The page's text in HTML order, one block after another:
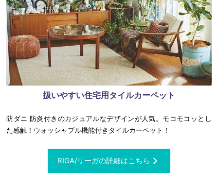
扱いやすい住宅用タイルカーペット
防ダニ 防炎付きのカジュアルなデザインが人気。モコモコッとし
た感触！ウォッシャブル機能付きタイルカーペット！
RIGA/リーガの詳細はこちら